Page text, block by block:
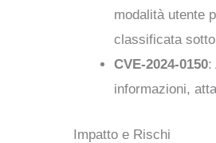
modalità utente
classificata
CVE-2024-0150:
informazioni,
Impatto e Rischi